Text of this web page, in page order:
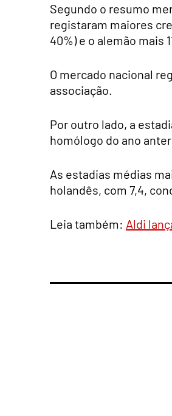
Segundo o resumo
registaram maiores
40%) e o alemão mais
O mercado nacional
associação.
Por outro lado, a
homólogo do ano
As estadias médias
holandês, com 7,4,
Leia também: Aldi